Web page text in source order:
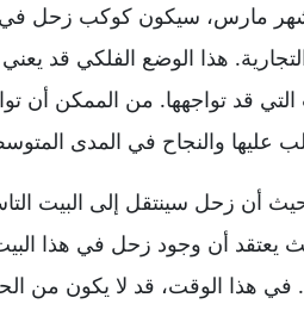
شهر مارس، سيكون كوكب زحل
هذا الوضع الفلكي قد
قد تواجهها. من الممكن أن
عليها والنجاح في المدى
أن زحل سينتقل إلى البيت
يعتقد أن وجود زحل في هذا
هذا الوقت، قد لا يكون من